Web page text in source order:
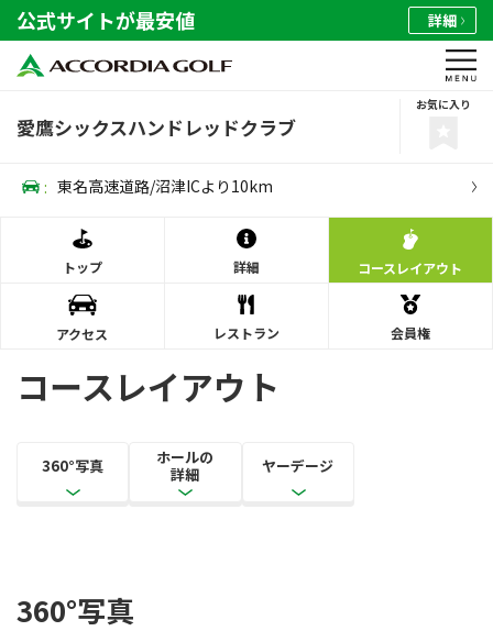
公式サイトが最安値 詳細
愛鷹シックスハンドレッドクラブ
お気に入り
: 東名高速道路/沼津ICより10km
トップ 詳細 コースレイアウト
アクセス レストラン 会員権
コースレイアウト
360°写真
ホールの
詳細
ヤーデージ
360°写真